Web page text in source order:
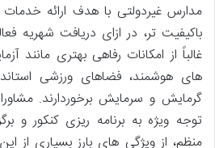
مدارس غیردولتی با هدف ارائه
باکیفیت تر، در ازای دریافت شهریه
غالباً از امکانات رفاهی بهتری مانند
های هوشمند، فضاهای ورزشی
گرمایش و سرمایش برخوردارند.
توجه ویژه به برنامه ریزی کنکور و
منظم، از ویژگی های بارز بسیاری از